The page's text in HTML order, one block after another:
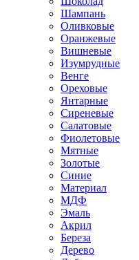
Шампань
Оливковые
Оранжевые
Вишневые
Изумрудные
Венге
Ореховые
Янтарные
Сиреневые
Салатовые
Фиолетовые
Мятные
Золотые
Синие
Материал
МДФ
Эмаль
Акрил
Береза
Дерево